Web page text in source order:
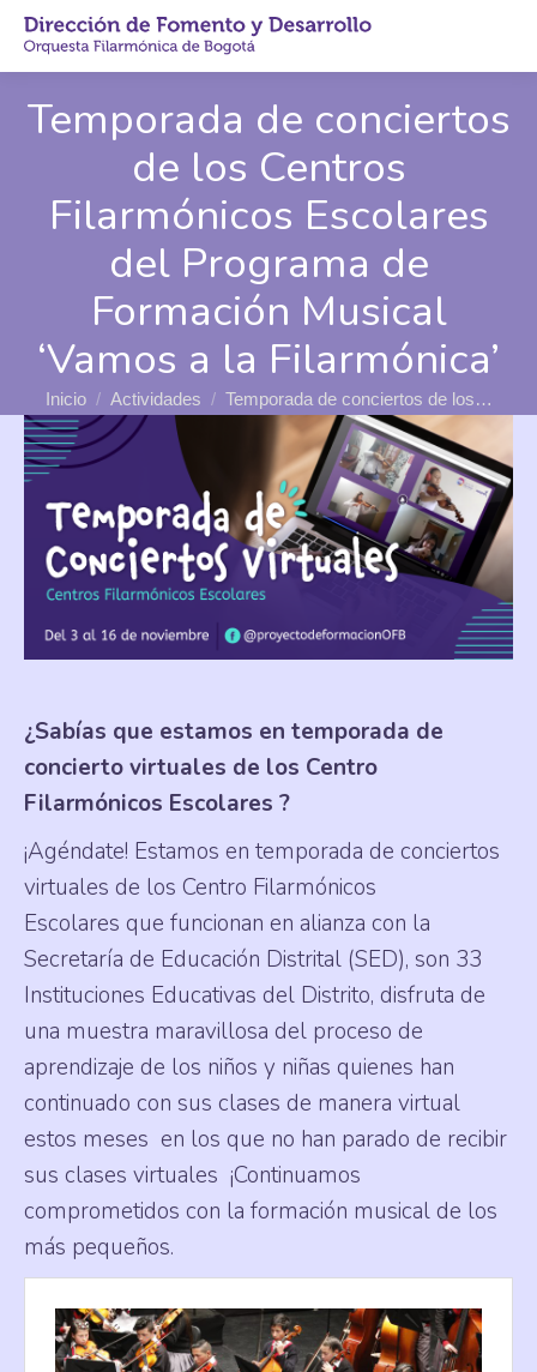
Temporada de conciertos
de los Centros
Filarmónicos Escolares
del Programa de
Formación Musical
‘Vamos a la Filarmónica’
Estás aquí:
Inicio Actividades Temporada de conciertos de los…
¿Sabías que estamos en temporada de
concierto virtuales de los Centro
Filarmónicos Escolares ?
¡Agéndate! Estamos en temporada de conciertos
virtuales de los Centro Filarmónicos
Escolares que funcionan en alianza con la
Secretaría de Educación Distrital (SED), son 33
Instituciones Educativas del Distrito, disfruta de
una muestra maravillosa del proceso de
aprendizaje de los niños y niñas quienes han
continuado con sus clases de manera virtual
estos meses en los que no han parado de recibir
sus clases virtuales ¡Continuamos
comprometidos con la formación musical de los
más pequeños.